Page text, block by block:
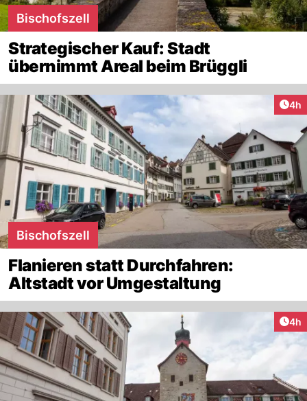
Bischofszell
Strategischer Kauf: Stadt
übernimmt Areal beim Brüggli
4h
Bischofszell
Flanieren statt Durchfahren:
Altstadt vor Umgestaltung
4h